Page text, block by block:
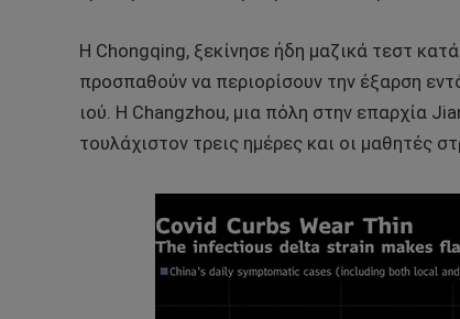
Η Chongqing, ξεκίνησε ήδη μαζικά τεστ
προσπαθούν να περιορίσουν την έξαρση
ιού. Η Changzhou, μια πόλη στην επαρχία
τουλάχιστον τρεις ημέρες και οι μαθητές